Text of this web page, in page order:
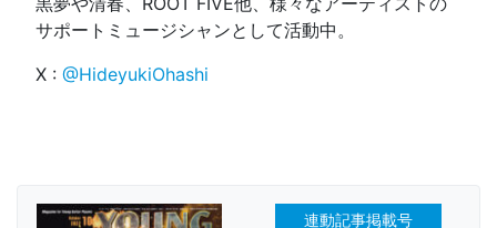
サポートミュージシャンとして活動中。
X : @HideyukiOhashi
連動記事掲載号